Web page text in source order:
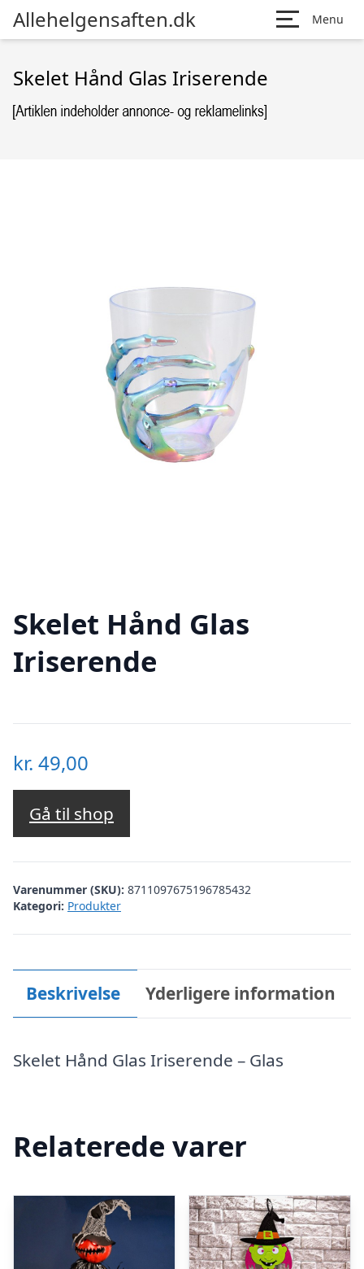
Allehelgensaften.dk Menu
Skelet Hånd Glas Iriserende
Skelet Hånd Glas
Iriserende
kr. 49,00
Gå til shop
Varenummer (SKU): 8711097675196785432
Kategori: Produkter
Beskrivelse Yderligere information
Skelet Hånd Glas Iriserende – Glas
Relaterede varer